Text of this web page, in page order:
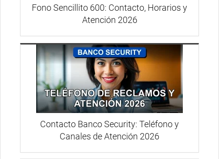
Fono Sencillito 600: Contacto, Horarios y
Atención 2026
Contacto Banco Security: Teléfono y
Canales de Atención 2026